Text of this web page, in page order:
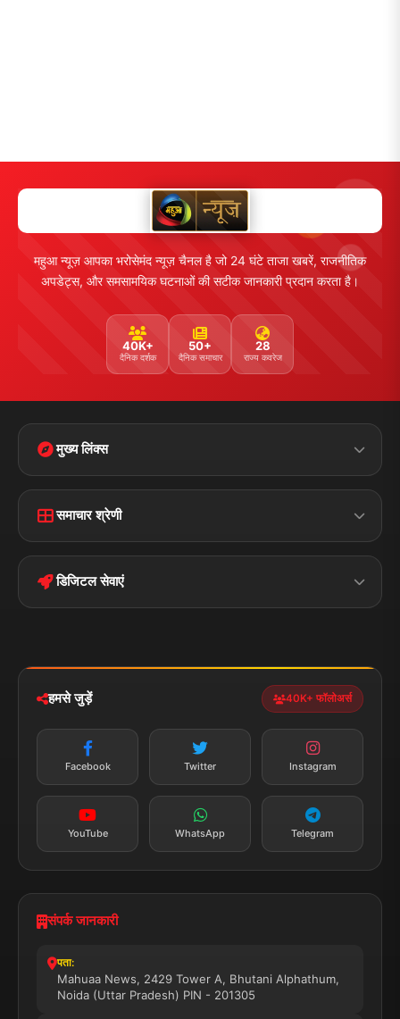
महुआ न्यूज़ आपका भरोसेमंद न्यूज़ चैनल है जो 24 घंटे ताजा खबरें, राजनीतिक
अपडेट्स, और समसामयिक घटनाओं की सटीक जानकारी प्रदान करता है।
40K+
दैनिक दर्शक
50+
दैनिक समाचार
28
राज्य कवरेज
मुख्य लिंक्स
Disclaimer
Terms &
Privacy Policy
समाचार श्रेणी
पॉलिटिकल झारखण्ड
डिजिटल सेवाएं
न्यूज़ अलर्ट
सब्सक्राइब करें
हमसे जुड़ें 40K+ फॉलोअर्स
Facebook Twitter Instagram
YouTube WhatsApp Telegram
संपर्क जानकारी
पता:
Mahuaa News, 2429 Tower A, Bhutani Alphathum,
Noida (Uttar Pradesh) PIN - 201305